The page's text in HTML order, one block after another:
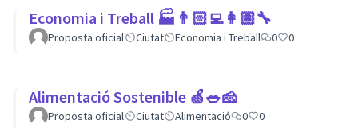
Economia i Treball 🏭👨🏻‍💻👩🏽‍🔧
Proposta oficial Ciutat Economia i Treball 0 0
Alimentació Sostenible 🍏🥗🧀
Proposta oficial Ciutat Alimentació 0 0